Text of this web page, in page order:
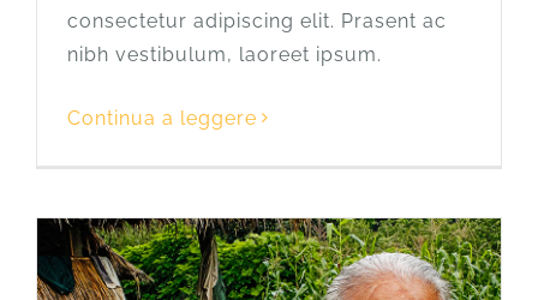
consectetur adipiscing elit. Prasent ac
nibh vestibulum, laoreet ipsum.
Continua a leggere